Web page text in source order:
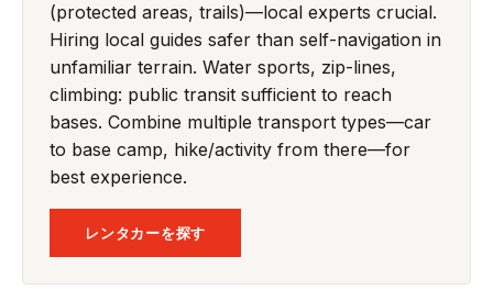
(protected areas, trails)—local experts crucial.
Hiring local guides safer than self-navigation in
unfamiliar terrain. Water sports, zip-lines,
climbing: public transit sufficient to reach
bases. Combine multiple transport types—car
to base camp, hike/activity from there—for
best experience.
レンタカーを探す